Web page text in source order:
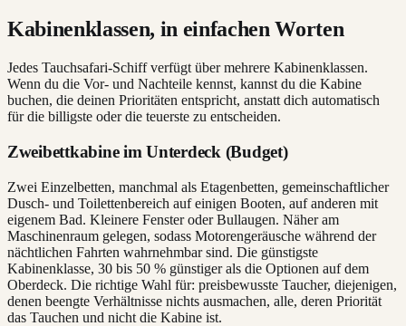
Kabinenklassen, in einfachen Worten
Jedes Tauchsafari-Schiff verfügt über mehrere Kabinenklassen.
Wenn du die Vor- und Nachteile kennst, kannst du die Kabine
buchen, die deinen Prioritäten entspricht, anstatt dich automatisch
für die billigste oder die teuerste zu entscheiden.
Zweibettkabine im Unterdeck (Budget)
Zwei Einzelbetten, manchmal als Etagenbetten, gemeinschaftlicher
Dusch- und Toilettenbereich auf einigen Booten, auf anderen mit
eigenem Bad. Kleinere Fenster oder Bullaugen. Näher am
Maschinenraum gelegen, sodass Motorengeräusche während der
nächtlichen Fahrten wahrnehmbar sind. Die günstigste
Kabinenklasse, 30 bis 50 % günstiger als die Optionen auf dem
Oberdeck. Die richtige Wahl für: preisbewusste Taucher, diejenigen,
denen beengte Verhältnisse nichts ausmachen, alle, deren Priorität
das Tauchen und nicht die Kabine ist.